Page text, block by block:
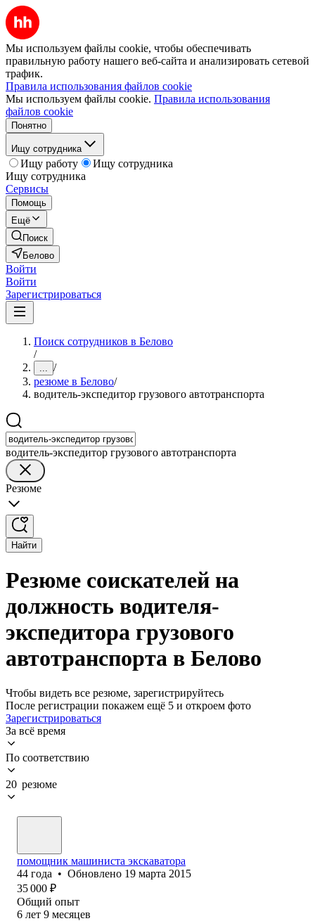
Мы используем файлы cookie, чтобы обеспечивать
правильную работу нашего веб-сайта и анализировать сетевой
трафик.
Правила использования файлов cookie
Мы используем файлы cookie. Правила использования
файлов cookie
Понятно
Ищу сотрудника
Ищу работу
Ищу сотрудника
Ищу сотрудника
Сервисы
Помощь
Ещё
Поиск
Белово
Войти
Войти
Зарегистрироваться
Поиск сотрудников в Белово
/
... /
резюме в Белово/
водитель-экспедитор грузового автотранспорта
водитель-экспедитор грузового автотранспорта
Резюме
Найти
Резюме соискателей на
должность водителя-
экспедитора грузового
автотранспорта в Белово
Чтобы видеть все резюме, зарегистрируйтесь
После регистрации покажем ещё 5 и откроем фото
Зарегистрироваться
За всё время
По соответствию
20 резюме
помощник машиниста экскаватора
44 года • Обновлено 19 марта 2015
35 000 ₽
Общий опыт
6 лет 9 месяцев